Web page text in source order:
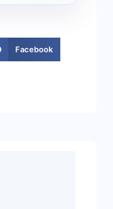
Facebook